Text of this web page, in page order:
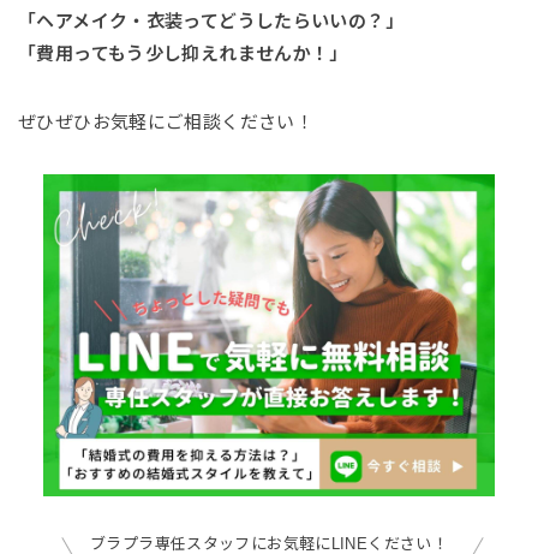
「ヘアメイク・衣装ってどうしたらいいの？」
「費用ってもう少し抑えれませんか！」
ぜひぜひお気軽にご相談ください！
ブラプラ専任スタッフにお気軽にLINEください！